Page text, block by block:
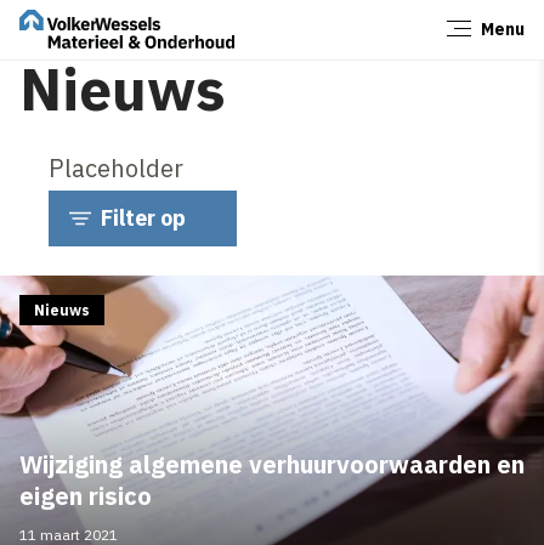
Menu
Nieuws
Placeholder
Filter op
Wijziging algemene verhuurvoorwaarden en
eigen risico
Nieuws
11 maart 2021
Sluiten